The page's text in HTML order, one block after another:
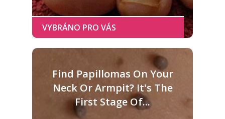
Find Papillomas On Your
Neck Or Armpit? It's The
First Stage Of...